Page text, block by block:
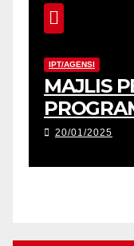
IPT/AGENSI
MAJLIS
2025
20/01/2025